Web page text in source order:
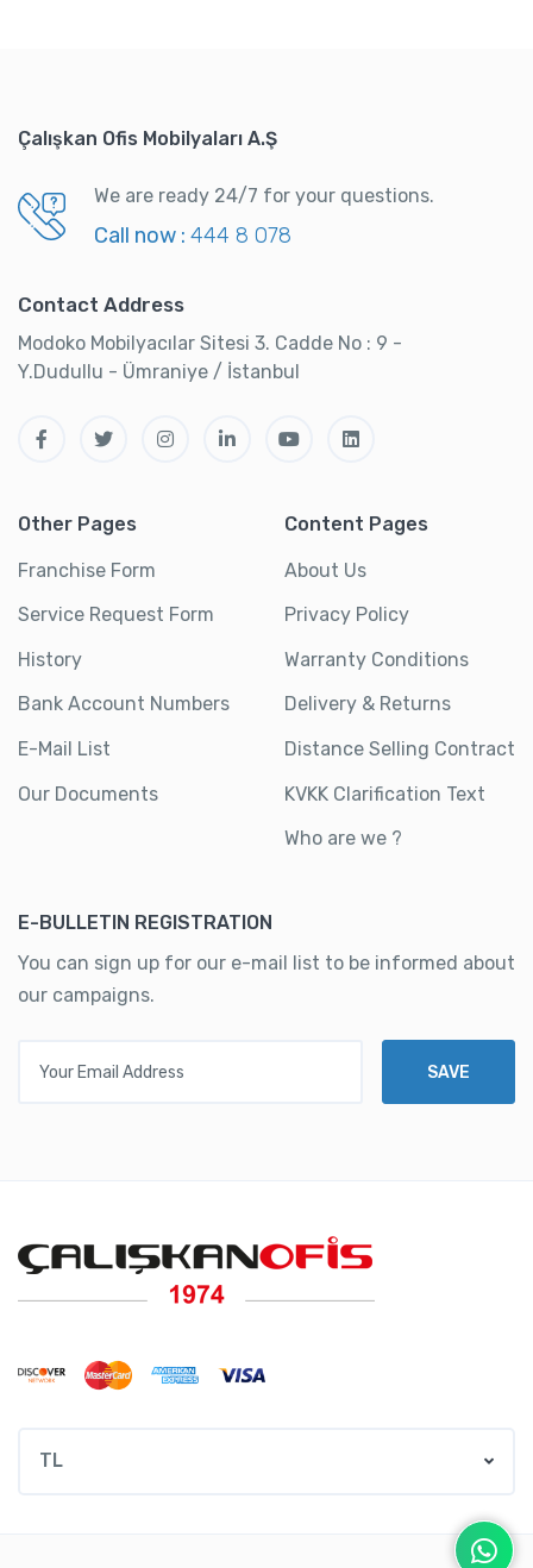
Çalışkan Ofis Mobilyaları A.Ş
We are ready 24/7 for your questions.
Call now : 444 8 078
Contact Address
Modoko Mobilyacılar Sitesi 3. Cadde No : 9 -
Y.Dudullu - Ümraniye / İstanbul
Other Pages
Franchise Form
Service Request Form
History
Bank Account Numbers
E-Mail List
Our Documents
Content Pages
About Us
Privacy Policy
Warranty Conditions
Delivery & Returns
Distance Selling Contract
KVKK Clarification Text
Who are we ?
E-BULLETIN REGISTRATION
You can sign up for our e-mail list to be informed about
our campaigns.
SAVE
TL